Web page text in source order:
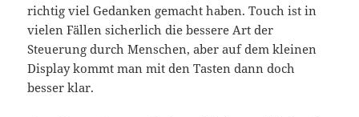
richtig viel Gedanken gemacht haben. Touch ist in
vielen Fällen sicherlich die bessere Art der
Steuerung durch Menschen, aber auf dem kleinen
Display kommt man mit den Tasten dann doch
besser klar.